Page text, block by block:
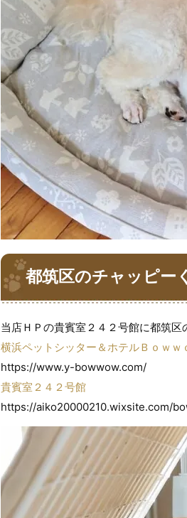
都筑区のチャッピー
ｗばうわう
当店ＨＰの貴賓室２４２号館に都筑区
横浜ペットシッター＆ホテルＢｏｗｗ
https://www.y-bowwow.com/
貴賓室２４２号館
https://aiko20000210.wixsite.com/